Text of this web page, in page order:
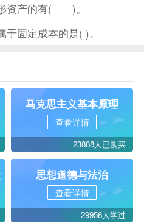
资产的有( )。
固定成本的是( )。
马克思主义基本原理
查看详情
23888人已购买
思想道德与法治
查看详情
29956人学过